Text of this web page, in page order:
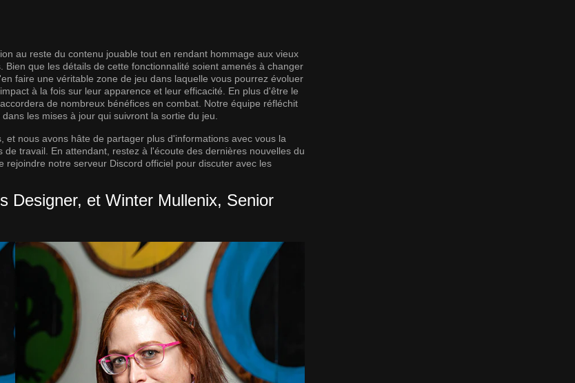
au reste du contenu jouable tout en rendant hommage aux vieux
que les détails de cette fonctionnalité soient amenés à changer
faire une véritable zone de jeu dans laquelle vous pourrez évoluer
à la fois sur leur apparence et leur efficacité. En plus d'être le
de nombreux bénéfices en combat. Notre équipe réfléchit
les mises à jour qui suivront la sortie du jeu.
nous avons hâte de partager plus d'informations avec vous la
travail. En attendant, restez à l'écoute des dernières nouvelles du
rejoindre notre serveur Discord officiel pour discuter avec les
Designer, et Winter Mullenix, Senior